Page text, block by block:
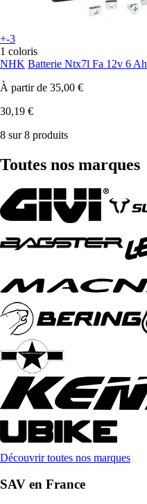
+-3
1 coloris
NHK Batterie Ntx7l Fa 12v 6 Ah
À partir de 35,00 €
30,19 €
8 sur 8 produits
Toutes nos marques
Découvrir toutes nos marques
SAV en France